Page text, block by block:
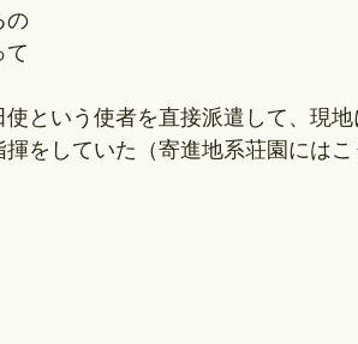
の
て
という使者を直接派遣して、現地
をしていた（寄進地系荘園には